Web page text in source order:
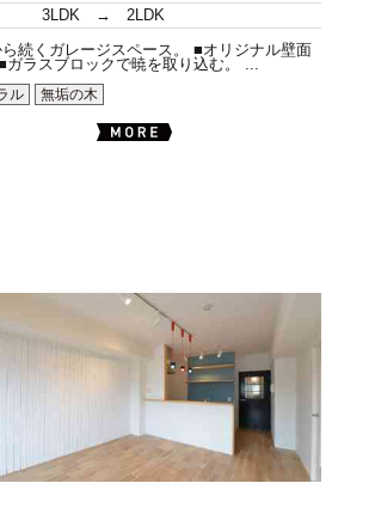
3LDK → 2LDK
続くガレージスペース。 ■オリジナル壁面
ガラスブロックで暁を取り込む。 ...
ル
無垢の木